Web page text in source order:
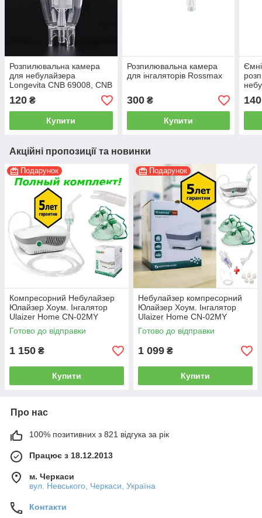
Розпилювальна камера
для небулайзера
Longevita CNB 69008, CNB
69012
120 ₴
Купити
Розпилювальна камера
для інгаляторів Rossmax
300₴
Купити
140
Акційні пропозиції та новинки
Подарунок
Компресорний Небулайзер
Юлайзер Хоум. Інгалятор
Ulaizer Home CN-02MY
Готово до відправки
1 150 ₴
Купити
Подарунок
Небулайзер компресорний
Юлайзер Хоум. Інгалятор
Ulaizer Home CN-02MY
Готово до відправки
1 099 ₴
Купити
Про нас
100% позитивних з 821 відгука за рік
Працює з 18.12.2013
м. Черкаси
вул. Невського, Черкаси, Україна
Контакти